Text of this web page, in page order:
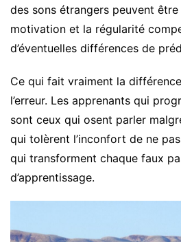
des sons étrangers peuvent être
motivation et la régularité
d’éventuelles différences de
Ce qui fait vraiment la
l’erreur. Les apprenants qui
sont ceux qui osent parler
qui tolèrent l’inconfort de ne
qui transforment chaque faux
d’apprentissage.